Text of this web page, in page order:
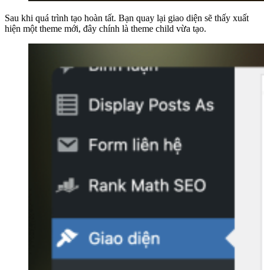
Sau khi quá trình tạo hoàn tất. Bạn quay lại giao diện sẽ thấy xuất
hiện một theme mới, đây chính là theme child vừa tạo.